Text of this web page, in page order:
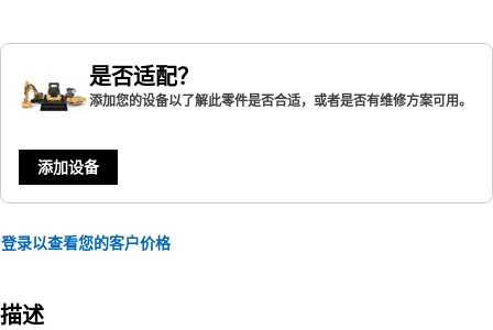
是否适配？
添加您的设备以了解此零件是否合适，或者是否有维修方案可用。
添加设备
登录以查看您的客户价格
描述